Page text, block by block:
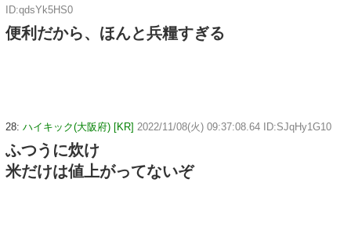
ID:qdsYk5HS0
便利だから、ほんと兵糧すぎる
28: ハイキック(大阪府) [KR] 2022/11/08(火) 09:37:08.64 ID:SJqHy1G10
ふつうに炊け
米だけは値上がってないぞ